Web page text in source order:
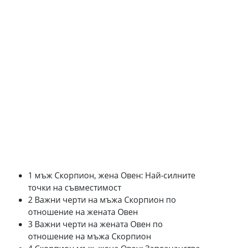
1 мъж Скорпион, жена Овен: Най-силните
точки на съвместимост
2 Важни черти на мъжа Скорпион по
отношение на жената Овен
3 Важни черти на жената Овен по
отношение на мъжа Скорпион